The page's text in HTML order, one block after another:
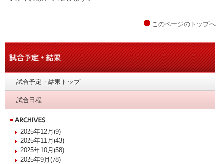
このページのトップへ
試合予定・結果トップ
試合日程
2025年12月(9)
2025年11月(43)
2025年10月(58)
2025年9月(78)